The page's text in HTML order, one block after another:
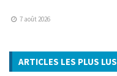
7 août 2026
ARTICLES LES PLUS LUS